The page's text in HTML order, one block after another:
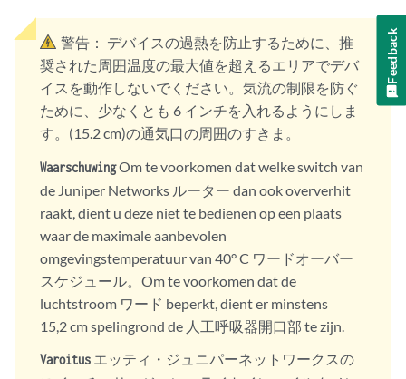
警告： デバイスの過熱を防止するために、推
奨された周囲温度の最大値を超えるエリアでデバ
イスを動作しないでください。気流の制限を防ぐ
ために、少なくとも 6 インチを入れるようにしま
す。(15.2 cm)の通気口の周囲のすきま。
WaarschuwingOm te voorkomen dat welke switch van
de Juniper Networks ルーター dan ook oververhit
raakt, dient u deze niet te bedienen op een plaats
waar de maximale aanbevolen
omgevingstemperatuur van 40° C ワードオーバー
スケジュール。Om te voorkomen dat de
luchtstroom ワード beperkt, dient er minstens
15,2 cm spelingrond de 人工呼吸器開口部 te zijn.
Varoitus エッティ・ジュニパーネットワークスの
Feedback